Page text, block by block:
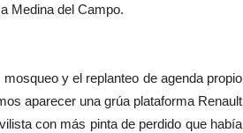
Medina del Campo.
y el replanteo de agenda propio
aparecer una grúa plataforma Renault
con más pinta de perdido que había